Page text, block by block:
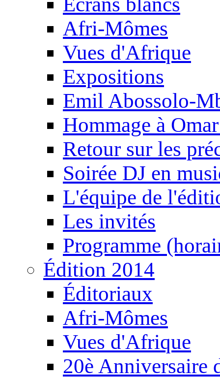
Afri-Mômes
Vues d'Afrique
Expositions
Emil Abossolo-
Hommage à
Retour sur les
Soirée DJ en
L'équipe de
Les invités
Programme
Édition 2014
Éditoriaux
Afri-Mômes
Vues d'Afrique
20è Anniversaire